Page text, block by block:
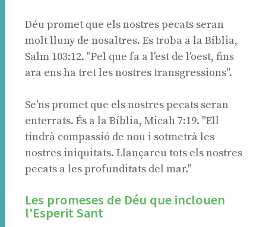
Déu promet que els nostres pecats seran
molt lluny de nosaltres. Es troba a la Bíblia,
Salm 103:12. "Pel que fa a l'est de l'oest, fins
ara ens ha tret les nostres transgressions".
Se'ns promet que els nostres pecats seran
enterrats. És a la Bíblia, Micah 7:19. "Ell
tindrà compassió de nou i sotmetrà les
nostres iniquitats. Llançareu tots els nostres
pecats a les profunditats del mar."
Les promeses de Déu que inclouen
l’Esperit Sant